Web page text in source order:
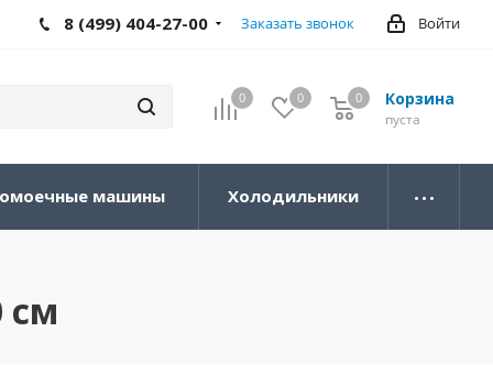
Войти
8 (499) 404-27-00 Заказать звонок
0 0 Корзина
0
пуста
0
машины Холодильники
см